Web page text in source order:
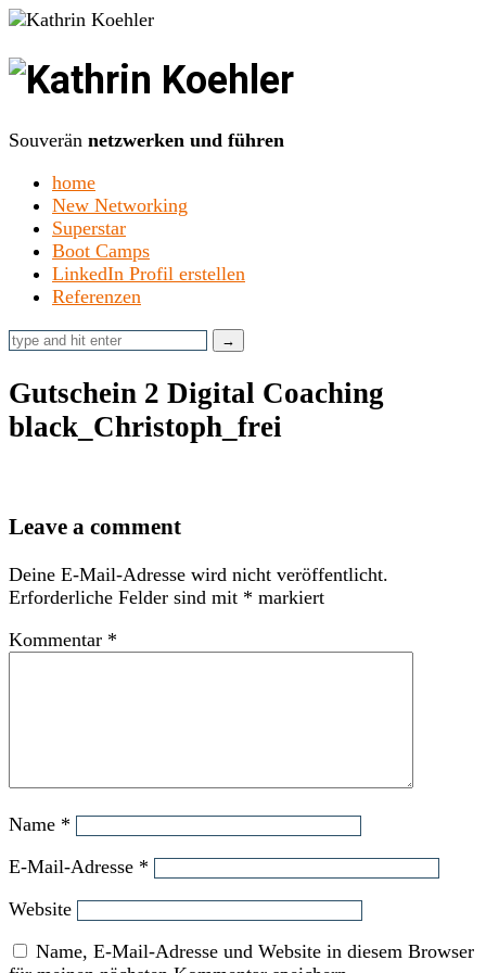
Kathrin
Koehler
Souverän netzwerken und führen
home
New Networking
Superstar
Boot Camps
LinkedIn Profil erstellen
Referenzen
Gutschein 2 Digital Coaching
black_Christoph_frei
Leave a comment
Deine E-Mail-Adresse wird nicht veröffentlicht.
Erforderliche Felder sind mit * markiert
Kommentar *
Name *
E-Mail-Adresse *
Website
Name, E-Mail-Adresse und Website in diesem Browser